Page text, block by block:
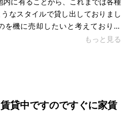
なスタイルで貸し出しておりまし
を機に売却したいと考えておりま
ても綺麗な状態ですし即使用も可
も即利用可ではございますが、内
したらリノベお願いします。 食品
もっと見る
貸中ですのですぐに家賃